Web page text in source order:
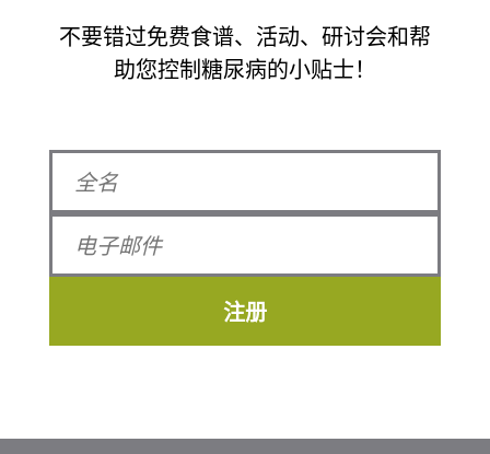
不要错过免费食谱、活动、研讨会和帮
助您控制糖尿病的小贴士！
注册